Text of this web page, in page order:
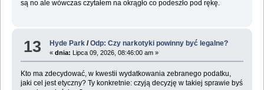
są no ale wówczas czytałem na okrągło co podeszło pod rękę.
13 Hyde Park /Odp: Czy narkotyki powinny być legalne?
«dnia: Lipca 09, 2026, 08:46:00 am »
Kto ma zdecydować, w kwestii wydatkowania zebranego podatku,
jaki cel jest etyczny? Ty konkretnie: czyją decyzję w takiej sprawie byś